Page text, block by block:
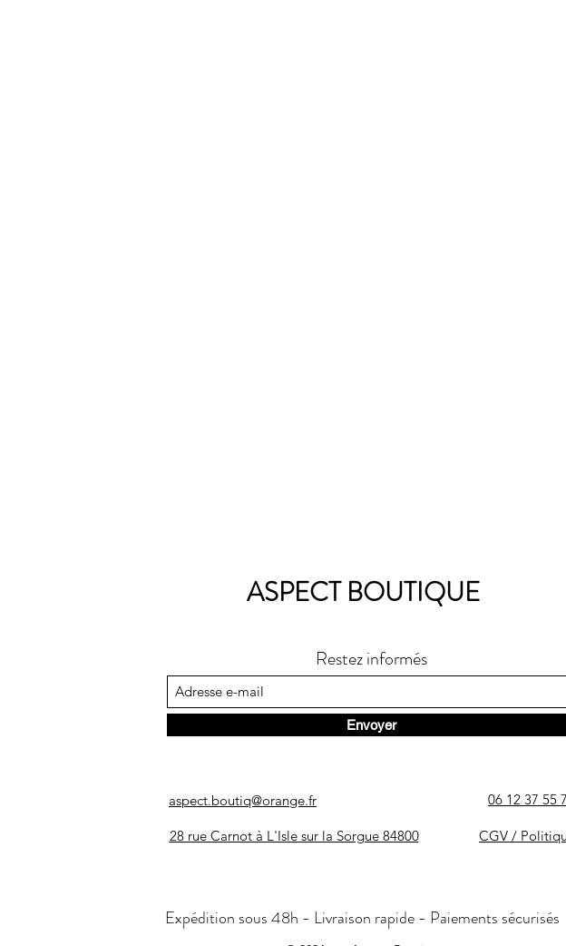
ASPECT BOUTIQUE
Restez informés
Envoyer
aspect.boutiq@orange.fr 06 12 37 55
28 rue Carnot à L'Isle sur la Sorgue 84800 CGV /
Expédition sous 48h - Livraison rapide - Paiements sécurisés